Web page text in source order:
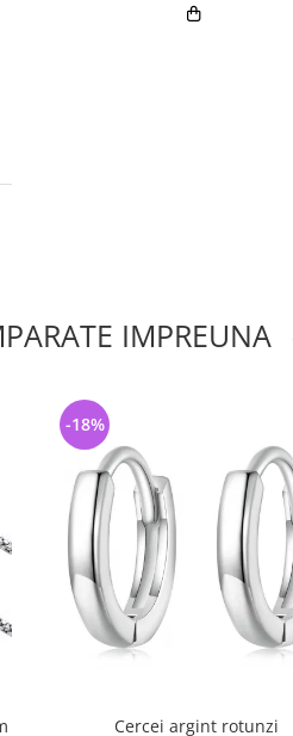
IMPREUNA
Cercei argint rotunzi
-18%